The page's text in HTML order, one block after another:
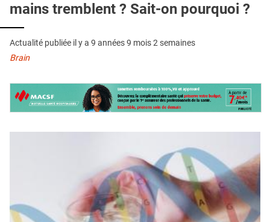
CONTACT
mains tremblent ? Sait-on pourquoi ?
Actualité publiée il y a 9 années 9 mois 2 semaines
Brain